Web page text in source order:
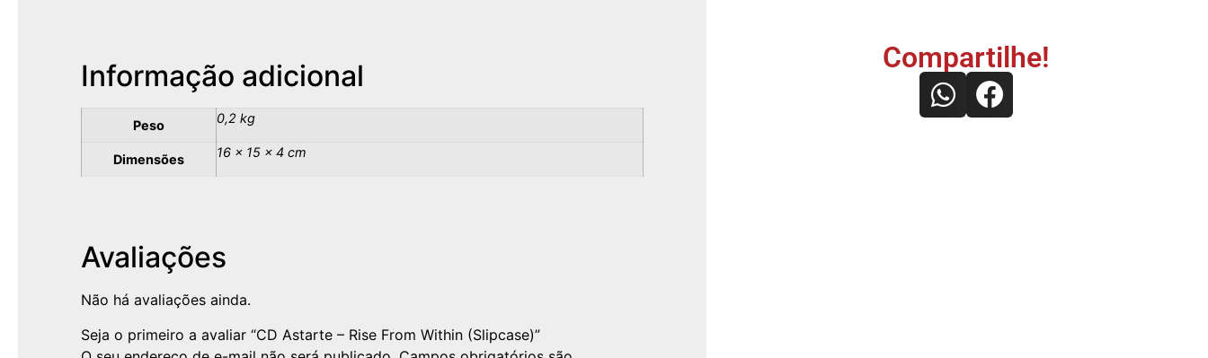
Informação adicional
Peso 0,2 kg
Dimensões 16 × 15 × 4 cm
Avaliações
Não há avaliações ainda.
Seja o primeiro a avaliar “CD Astarte – Rise From Within (Slipcase)”
Compartilhe!